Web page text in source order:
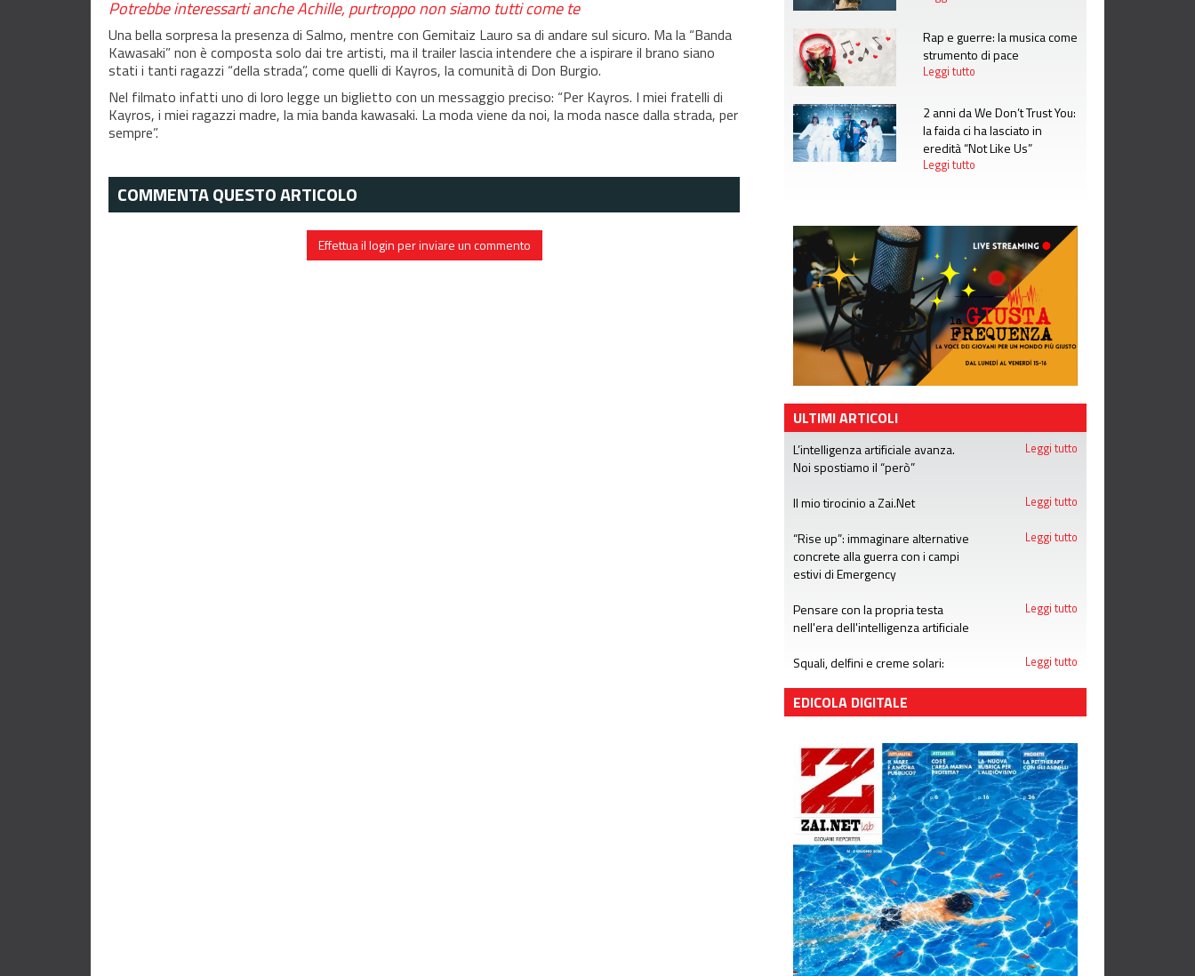
Potrebbe interessarti ancheAchille, purtroppo non siamo tutti come te
Una bella sorpresa la presenza di Salmo, mentre con Gemitaiz Lauro sa di andare sul sicuro. Ma la “Banda
Kawasaki” non è composta solo dai tre artisti, ma il trailer lascia intendere che a ispirare il brano siano
stati i tanti ragazzi “della strada”, come quelli di Kayros, la comunità di Don Burgio.
Nel filmato infatti uno di loro legge un biglietto con un messaggio preciso: “Per Kayros. I miei fratelli di
Kayros, i miei ragazzi madre, la mia banda kawasaki. La moda viene da noi, la moda nasce dalla strada, per
sempre”.
COMMENTA QUESTO ARTICOLO
Effettua il login per inviare un commento
Rap e guerre: la musica come
strumento di pace
Leggi tutto
2 anni da We Don’t Trust You:
la faida ci ha lasciato in
eredità “Not Like Us”
Leggi tutto
ULTIMI ARTICOLI
L’intelligenza artificiale avanza.
Noi spostiamo il “però”
Leggi tutto
Il mio tirocinio a Zai.Net Leggi tutto
“Rise up”: immaginare alternative
concrete alla guerra con i campi
estivi di Emergency
Leggi tutto
Pensare con la propria testa
nell'era dell'intelligenza artificiale
Leggi tutto
Squali, delfini e creme solari:
Leggi tutto
EDICOLA DIGITALE